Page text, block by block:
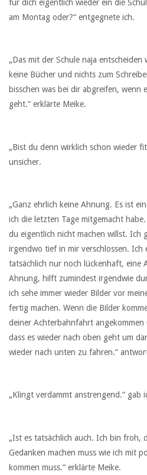
für dich eigentlich wieder ein die
am Montag oder?“ entgegnete ich.
„Das mit der Schule naja
keine Bücher und nichts zum
bisschen was bei dir abgreifen, wenn
geht.“ erklärte Meike.
„Bist du denn wirklich schon wieder
unsicher.
„Ganz ehrlich keine Ahnung. Es ist
ich die letzten Tage mitgemacht
du eigentlich nicht machen willst. Ich
irgendwo tief in mir verschlossen. Ich
tatsächlich nur noch lückenhaft, eine
Ahnung, hilft zumindest irgendwie
ich sehe immer wieder Bilder vor
fertig machen. Wenn die Bilder
deiner Achterbahnfahrt
dass es wieder nach oben geht um
wieder nach unten zu fahren.“
„Klingt verdammt anstrengend.“ gab
„Ist es tatsächlich auch. Ich bin froh,
Gedanken machen muss wie ich mit
kommen muss.“ erklärte Meike.